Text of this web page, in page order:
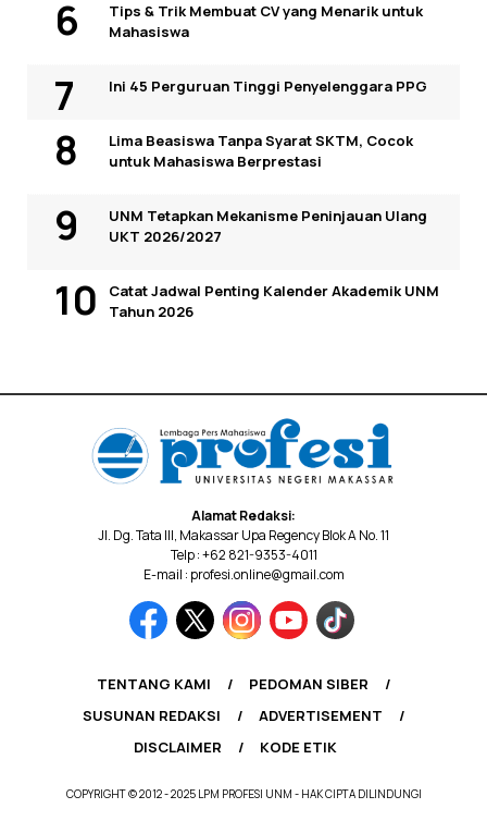
Tips & Trik Membuat CV yang Menarik untuk
Mahasiswa
Ini 45 Perguruan Tinggi Penyelenggara PPG
Lima Beasiswa Tanpa Syarat SKTM, Cocok
untuk Mahasiswa Berprestasi
UNM Tetapkan Mekanisme Peninjauan Ulang
UKT 2026/2027
Catat Jadwal Penting Kalender Akademik UNM
Tahun 2026
Alamat Redaksi:
Jl. Dg. Tata III, Makassar Upa Regency Blok A No. 11
Telp : +62 821-9353-4011
E-mail : profesi.online@gmail.com
TENTANG KAMI
PEDOMAN SIBER
SUSUNAN REDAKSI
ADVERTISEMENT
DISCLAIMER
KODE ETIK
COPYRIGHT © 2012 - 2025 LPM PROFESI UNM - HAK CIPTA DILINDUNGI